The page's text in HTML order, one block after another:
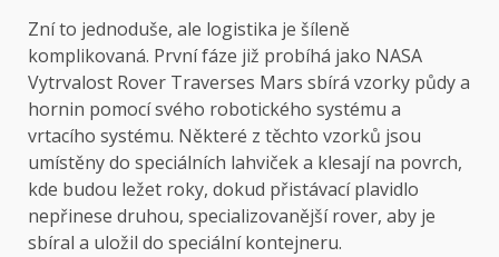
Zní to jednoduše, ale logistika je šíleně
komplikovaná. První fáze již probíhá jako NASA
Vytrvalost Rover Traverses Mars sbírá vzorky půdy a
hornin pomocí svého robotického systému a
vrtacího systému. Některé z těchto vzorků jsou
umístěny do speciálních lahviček a klesají na povrch,
kde budou ležet roky, dokud přistávací plavidlo
nepřinese druhou, specializovanější rover, aby je
sbíral a uložil do speciální kontejneru.